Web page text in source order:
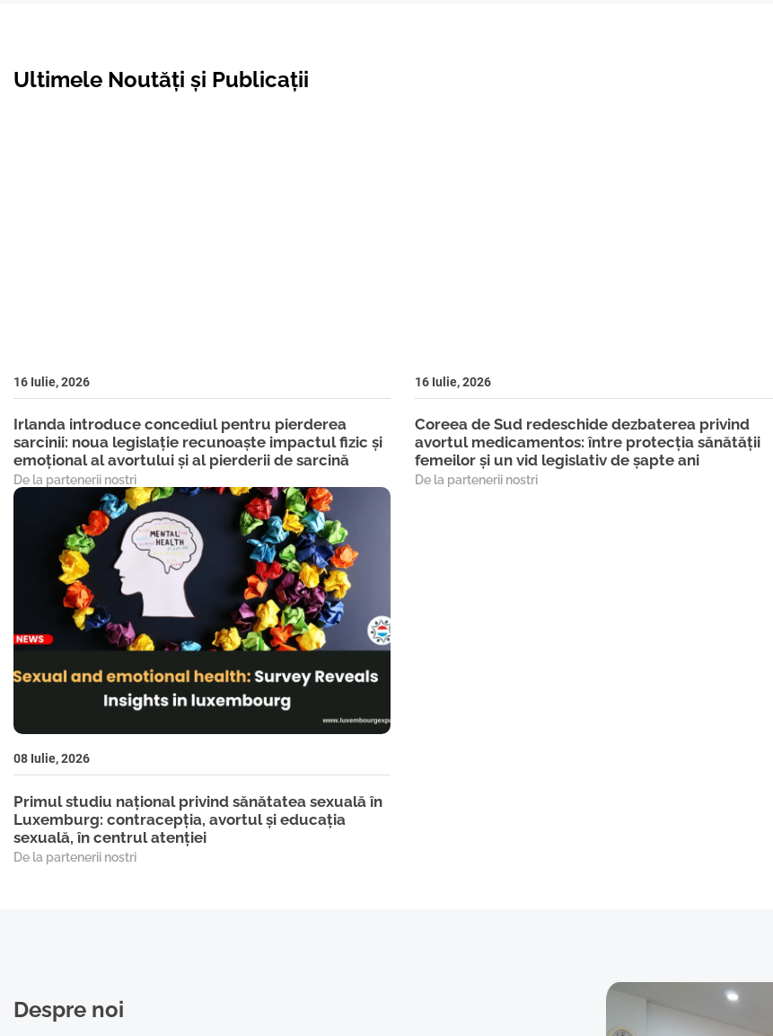
Ultimele Noutăți și Publicații
16 Iulie, 2026
Irlanda introduce concediul pentru pierderea
sarcinii: noua legislație recunoaște impactul fizic și
emoțional al avortului și al pierderii de sarcină
De la partenerii nostri
16 Iulie, 2026
Coreea de Sud redeschide dezbaterea privind
avortul medicamentos: între protecția sănătății
femeilor și un vid legislativ de șapte ani
De la partenerii nostri
08 Iulie, 2026
Primul studiu național privind sănătatea sexuală în
Luxemburg: contracepția, avortul și educația
sexuală, în centrul atenției
De la partenerii nostri
Despre noi